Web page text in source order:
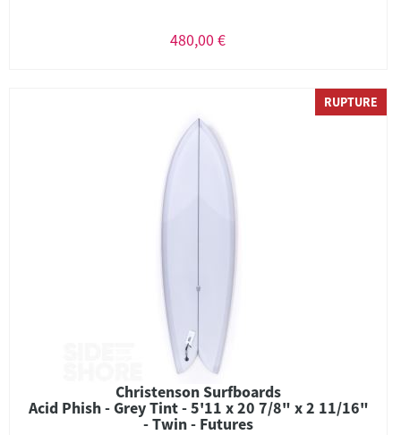
480,00 €
RUPTURE
Christenson Surfboards
Acid Phish - Grey Tint - 5'11 x 20 7/8" x 2 11/16"
- Twin - Futures